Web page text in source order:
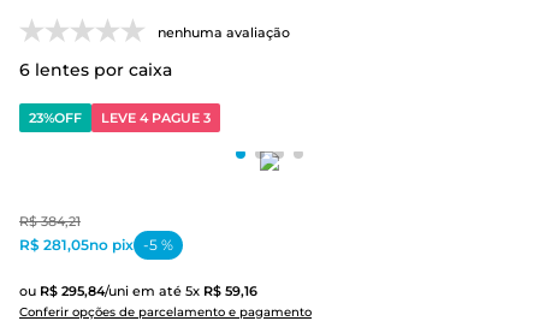
nenhuma avaliação
6 lentes por caixa
23%OFF LEVE 4 PAGUE 3
ou R$ 295,84/uni em até 5x R$ 59,16
Conferir opções de parcelamento e pagamento
R$ 384,21
R$ 281,05no pix -5 %